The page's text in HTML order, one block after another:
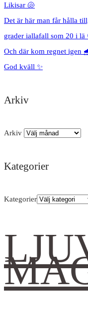
Likisar 🐚
Det är här man får hålla
grader iallafall som 20 i lä
Och där kom regnet igen
God kväll ✨
Arkiv
Arkiv
Kategorier
Kategorier